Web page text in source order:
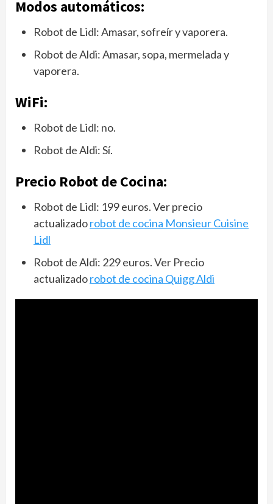
Modos automáticos:
Robot de Lidl: Amasar, sofreír y vaporera.
Robot de Aldi: Amasar, sopa, mermelada y
vaporera.
WiFi:
Robot de Lidl: no.
Robot de Aldi: Sí.
Precio Robot de Cocina:
Robot de Lidl: 199 euros. Ver precio
actualizadorobot de cocina Monsieur Cuisine
Lidl
Robot de Aldi: 229 euros. Ver Precio
actualizadorobot de cocina Quigg Aldi